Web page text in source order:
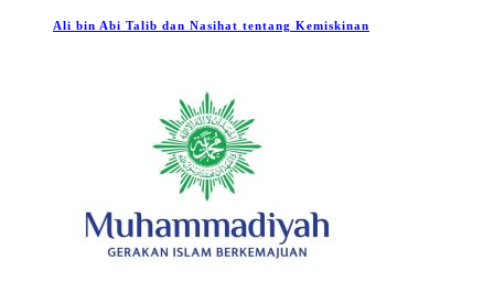
Ali bin Abi Talib dan Nasihat tentang Kemiskinan